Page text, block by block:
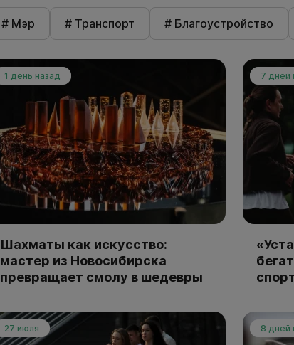
# Мэр # Транспорт # Благоустройство
1 день назад
Шахматы как искусство:
мастер из Новосибирска
превращает смолу в шедевры
7 дней
27 июля 8 дней